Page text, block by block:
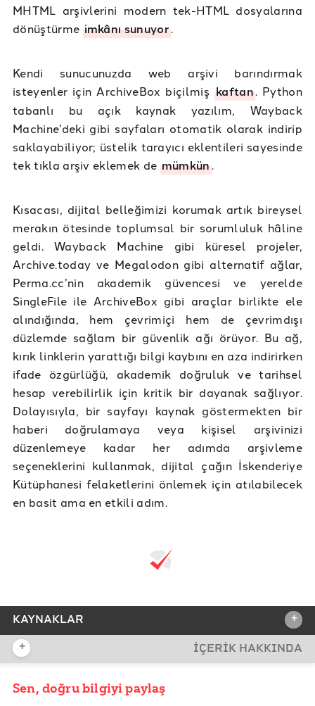
MHTML arşivlerini modern tek-HTML dosyalarına
dönüştürme imkânı sunuyor.
Kendi sunucunuzda web arşivi barındırmak
isteyenler için ArchiveBox biçilmiş kaftan. Python
tabanlı bu açık kaynak yazılım, Wayback
Machine’deki gibi sayfaları otomatik olarak indirip
saklayabiliyor; üstelik tarayıcı eklentileri sayesinde
tek tıkla arşiv eklemek de mümkün.
Kısacası, dijital belleğimizi korumak artık bireysel
merakın ötesinde toplumsal bir sorumluluk hâline
geldi. Wayback Machine gibi küresel projeler,
Archive.today ve Megalodon gibi alternatif ağlar,
Perma.cc’nin akademik güvencesi ve yerelde
SingleFile ile ArchiveBox gibi araçlar birlikte ele
alındığında, hem çevrimiçi hem de çevrimdışı
düzlemde sağlam bir güvenlik ağı örüyor. Bu ağ,
kırık linklerin yarattığı bilgi kaybını en aza indirirken
ifade özgürlüğü, akademik doğruluk ve tarihsel
hesap verebilirlik için kritik bir dayanak sağlıyor.
Dolayısıyla, bir sayfayı kaynak göstermekten bir
haberi doğrulamaya veya kişisel arşivinizi
düzenlemeye kadar her adımda arşivleme
seçeneklerini kullanmak, dijital çağın İskenderiye
Kütüphanesi felaketlerini önlemek için atılabilecek
en basit ama en etkili adım.
KAYNAKLAR +
REFERANSLAR
Pew Research Center - When Online Content
Disappears
+ İÇERİK HAKKINDA
YAYIN TARİHİ
Sen, doğru bilgiyi paylaş